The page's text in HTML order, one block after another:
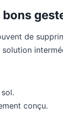
de
conçu.